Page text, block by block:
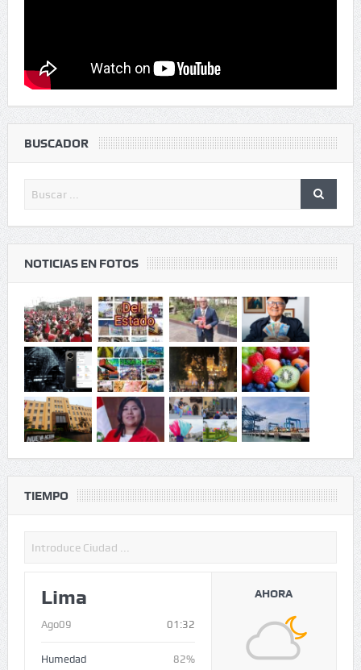
BUSCADOR
NOTICIAS EN FOTOS
TIEMPO
Lima
Ago09 01:32
Humedad
82%
AHORA